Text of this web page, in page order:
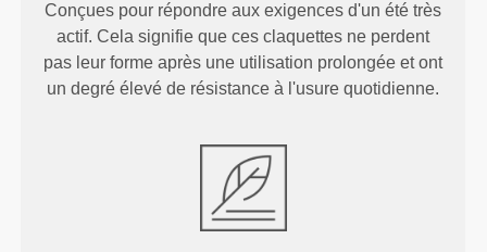
Conçues pour répondre aux exigences d'un été très
actif. Cela signifie que ces claquettes ne perdent
pas leur forme après une utilisation prolongée et ont
un degré élevé de résistance à l'usure quotidienne.